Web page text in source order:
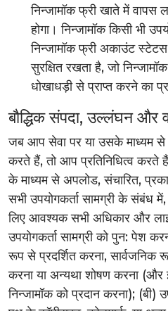
निन्जामॉक फ्री खाते में वापस
होगा। निन्जामॉक किसी भी
निन्जामॉक फ्री अकाउंट
सुरक्षित रखता है, जो
धोखाधड़ी से प्राप्त करने का
बौद्धिक संपदा, उल्लंघन और
जब आप सेवा पर या उसके माध्यम से
करते हैं, तो आप प्रतिनिधित्व करते
के माध्यम से अपलोड, संचारित,
सभी उपयोगकर्ता सामग्री के
लिए आवश्यक सभी अधिकार और
उपयोगकर्ता सामग्री को पुन: पेश
रूप से प्रदर्शित करना, सार्वजनिक
करना या अन्यथा शोषण करना (और
निन्जामॉक को प्रदान करना); (बी)